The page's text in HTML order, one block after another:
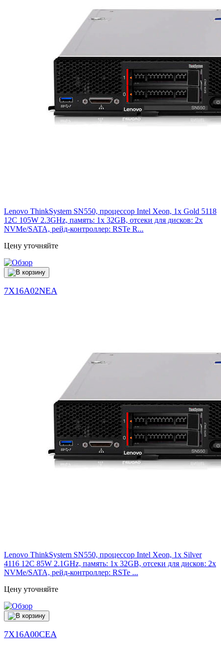
Lenovo ThinkSystem SN550, процессор Intel Xeon, 1x Gold 5118
12C 105W 2.3GHz, память: 1x 32GB, отсеки для дисков: 2x
NVMe/SATA, рейд-контроллер: RSTe R...
Цену уточняйте
7X16A02NEA
Lenovo ThinkSystem SN550, процессор Intel Xeon, 1x Silver
4116 12C 85W 2.1GHz, память: 1x 32GB, отсеки для дисков: 2x
NVMe/SATA, рейд-контроллер: RSTe ...
Цену уточняйте
7X16A00CEA